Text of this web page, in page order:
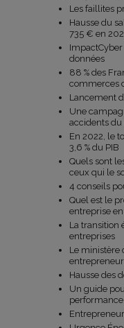
Les faillites
Hausse du
735 € en
ImpactCyber
données
88 % des
commerces
Lancement
Une
accidents
En 2022, le
3,6 % du PIB
Quels sont
ceux qui le
4 conseils
Quel est le
entreprise
La transition
entreprises
Le ministère
Hausse des
Un guide